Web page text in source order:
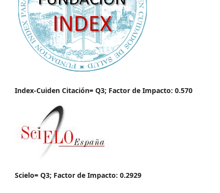
Index-Cuiden Citación= Q3; Factor de Impacto: 0.570
Scielo= Q3; Factor de Impacto: 0.2929